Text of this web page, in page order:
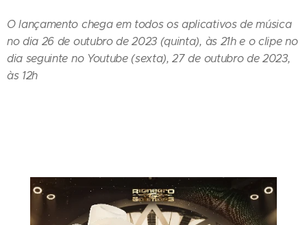
O lançamento chega em todos os aplicativos de música
no dia 26 de outubro de 2023 (quinta), às 21h e o clipe no
dia seguinte no Youtube (sexta), 27 de outubro de 2023,
às 12h